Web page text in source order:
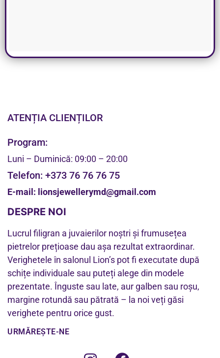
ATENȚIA CLIENȚILOR
Program:
Luni – Duminică: 09:00 – 20:00
Telefon: +373 76 76 76 75
E-mail: lionsjewellerymd@gmail.com
DESPRE NOI
Lucrul filigran a juvaierilor noștri și frumusețea
pietrelor prețioase dau așa rezultat extraordinar.
Verighetele în salonul Lion’s pot fi executate după
schițe individuale sau puteți alege din modele
prezentate. Înguste sau late, aur galben sau roșu,
margine rotundă sau pătrată – la noi veți găsi
verighete pentru orice gust.
URMĂREȘTE-NE